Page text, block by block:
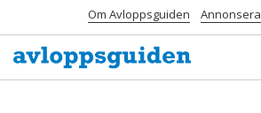
Om Avloppsguiden Annonsera